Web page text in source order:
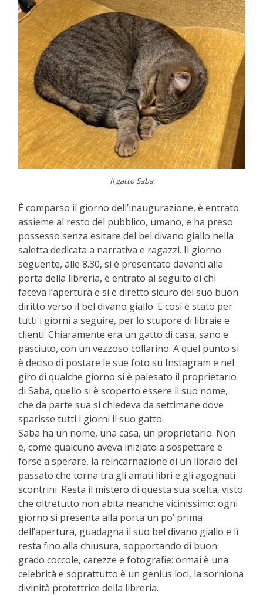
Il gatto Saba
È comparso il giorno dell’inaugurazione, è entrato
assieme al resto del pubblico, umano, e ha preso
possesso senza esitare del bel divano giallo nella
saletta dedicata a narrativa e ragazzi. Il giorno
seguente, alle 8.30, si è presentato davanti alla
porta della libreria, è entrato al seguito di chi
faceva l’apertura e si è diretto sicuro del suo buon
diritto verso il bel divano giallo. E così è stato per
tutti i giorni a seguire, per lo stupore di libraie e
clienti. Chiaramente era un gatto di casa, sano e
pasciuto, con un vezzoso collarino. A quel punto si
è deciso di postare le sue foto su Instagram e nel
giro di qualche giorno si è palesato il proprietario
di Saba, quello si è scoperto essere il suo nome,
che da parte sua si chiedeva da settimane dove
sparisse tutti i giorni il suo gatto.
Saba ha un nome, una casa, un proprietario. Non
è, come qualcuno aveva iniziato a sospettare e
forse a sperare, la reincarnazione di un libraio del
passato che torna tra gli amati libri e gli agognati
scontrini. Resta il mistero di questa sua scelta, visto
che oltretutto non abita neanche vicinissimo: ogni
giorno si presenta alla porta un po’ prima
dell’apertura, guadagna il suo bel divano giallo e lì
resta fino alla chiusura, sopportando di buon
grado coccole, carezze e fotografie: ormai è una
celebrità e soprattutto è un genius loci, la sorniona
divinità protettrice della libreria.